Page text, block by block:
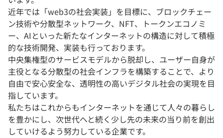
近年では「web3の社会実装」を目標に、ブロックチェー
ン技術や分散型ネットワーク、NFT、トークンエコノミ
ー、AIといった新たなインターネットの構造に対して積極
的な技術開発、実装も行っております。
中央集権型のサービスモデルから脱却し、ユーザー自身が
主役となる分散型の社会インフラを構築することで、より
自由で安心安全な、透明性の高いデジタル社会の実現を目
指しています。
私たちはこれからもインターネットを通じて人々の暮らし
を豊かにし、次世代へと続く少し先の未来の当り前を創出
していけるよう努力している企業です。